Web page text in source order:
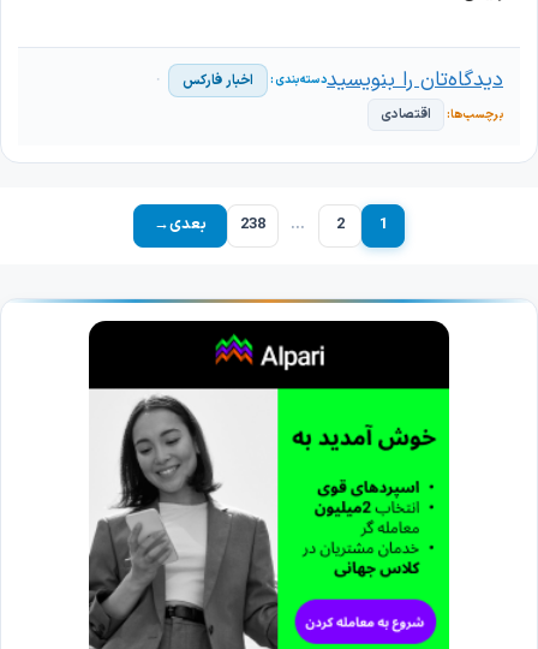
اخبار فارکس
اقتصادی
دیدگاه‌تان را بنویسید
برگه1 برگه2
… برگه
238 بعدی→